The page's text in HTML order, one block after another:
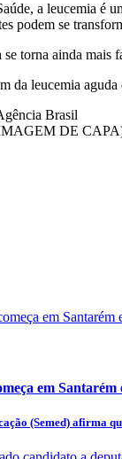
a leucemia é
podem se
torna ainda mais
da leucemia
Brasil
DE
em
(Semed) afirma